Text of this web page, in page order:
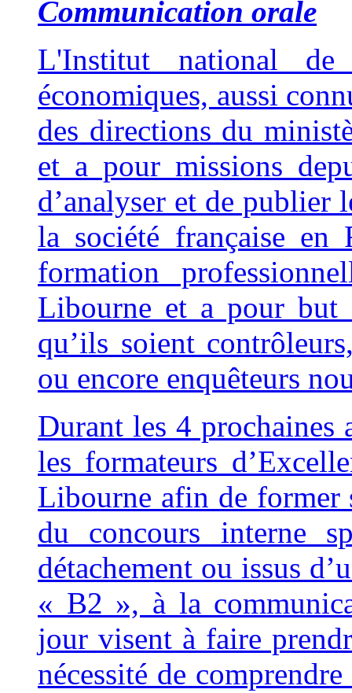
Communication orale
L'Institut national
économiques, aussi
des directions du
et a pour missions
d’analyser et de publier
la société française en
formation
Libourne et a pour but
qu’ils soient
ou encore enquêteurs
Durant les 4 prochaines
les formateurs
Libourne afin de former
du concours interne
détachement ou issus
« B2 », à la
jour visent à faire
nécessité de